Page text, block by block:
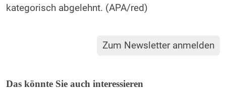
kategorisch abgelehnt. (APA/red)
Zum Newsletter anmelden
Das könnte Sie auch interessieren